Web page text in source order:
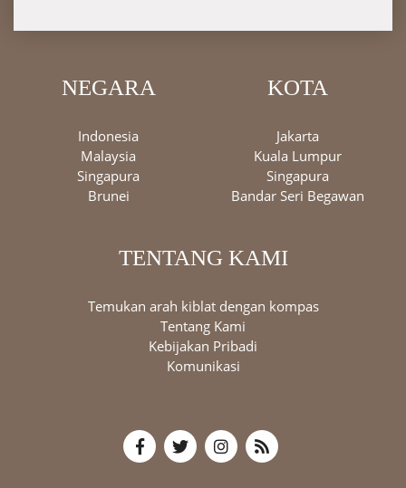
NEGARA
Indonesia
Malaysia
Singapura
Brunei
KOTA
Jakarta
Kuala Lumpur
Singapura
Bandar Seri Begawan
TENTANG KAMI
Temukan arah kiblat dengan kompas
Tentang Kami
Kebijakan Pribadi
Komunikasi